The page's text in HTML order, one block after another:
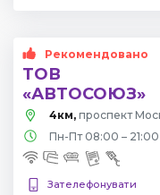
Рекомендовано
ТОВ
«АВТОСОЮЗ»
4км, проспект
Пн-Пт 08:00 –
Зателефонувати